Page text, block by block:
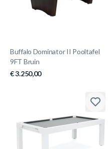
Buffalo Dominator II Pooltafel
9FT Bruin
€ 3.250,00